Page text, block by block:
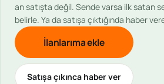
an satışta değil. Sende varsa ilk satan
belirle. Ya da satışa çıktığında haber
İlanlarıma ekle
Satışa çıkınca haber ver